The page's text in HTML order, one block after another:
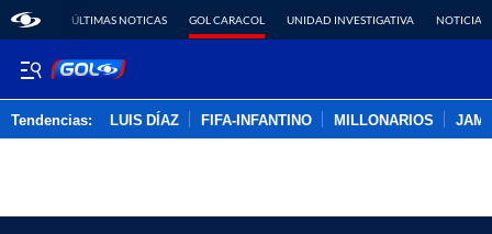
ÚLTIMAS NOTICAS GOL CARACOL UNIDAD INVESTIGATIVA NOTICIAS
Tendencias: LUIS DÍAZ FIFA-INFANTINO MILLONARIOS